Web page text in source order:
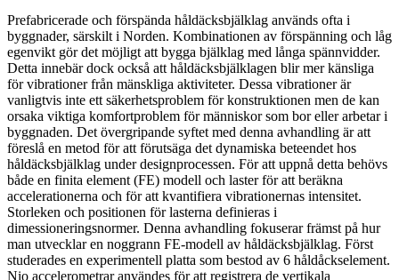
Prefabricerade och förspända håldäcksbjälklag används ofta i
byggnader, särskilt i Norden. Kombinationen av förspänning och låg
egenvikt gör det möjligt att bygga bjälklag med långa spännvidder.
Detta innebär dock också att håldäcksbjälklagen blir mer känsliga
för vibrationer från mänskliga aktiviteter. Dessa vibrationer är
vanligtvis inte ett säkerhetsproblem för konstruktionen men de kan
orsaka viktiga komfortproblem för människor som bor eller arbetar i
byggnaden. Det övergripande syftet med denna avhandling är att
föreslå en metod för att förutsäga det dynamiska beteendet hos
håldäcksbjälklag under designprocessen. För att uppnå detta behövs
både en finita element (FE) modell och laster för att beräkna
accelerationerna och för att kvantifiera vibrationernas intensitet.
Storleken och positionen för lasterna definieras i
dimessioneringsnormer. Denna avhandling fokuserar främst på hur
man utvecklar en noggrann FE-modell av håldäcksbjälklag. Först
studerades en experimentell platta som bestod av 6 håldåckselement.
Nio accelerometrar användes för att registrera de vertikala